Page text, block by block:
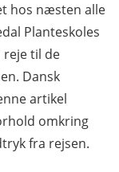
hos næsten alle
Planteskoles
til de
Dansk
artikel
omkring
fra rejsen.